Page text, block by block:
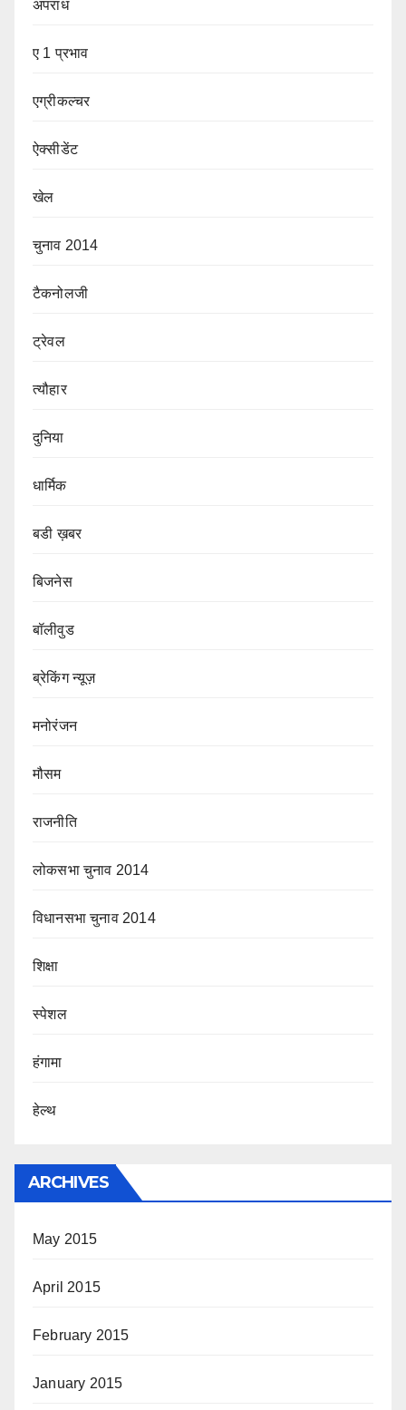
अपराध
ए 1 प्रभाव
एग्रीकल्चर
ऐक्सीडेंट
खेल
चुनाव 2014
टैकनोलजी
ट्रेवल
त्यौहार
दुनिया
धार्मिक
बडी ख़बर
बिजनेस
बॉलीवुड
ब्रेकिंग न्यूज़
मनोरंजन
मौसम
राजनीति
लोकसभा चुनाव 2014
विधानसभा चुनाव 2014
शिक्षा
स्पेशल
हंगामा
हेल्थ
ARCHIVES
May 2015
April 2015
February 2015
January 2015